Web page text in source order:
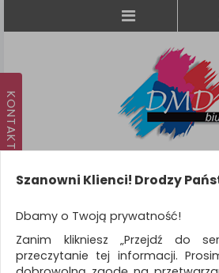
KATEGORIE
Szanowni Klienci! Drodzy
Dbamy o Twoją prywatność!
Zanim klikniesz „Przejdź do
przeczytanie tej informacji.